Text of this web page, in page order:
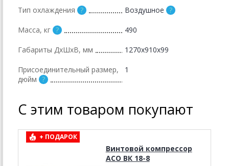
Тип охлаждения Воздушное
Масса, кг 490
Габариты ДхШхВ, мм 1270х910х99
Присоединительный размер,
дюйм
1
С этим товаром покупают
+ ПОДАРОК
Винтовой компрессор
АСО ВК 18-8